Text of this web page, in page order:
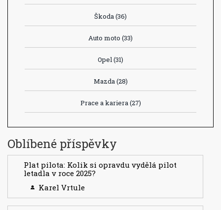
Škoda(36)
Auto moto (33)
Opel(31)
Mazda(28)
Prace a kariera(27)
Oblíbené příspěvky
Plat pilota: Kolik si opravdu vydělá pilot
letadla v roce 2025?
Karel Vrtule